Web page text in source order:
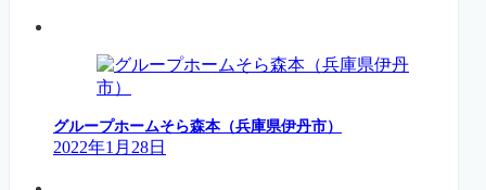
グループホームそら森本（兵庫県伊丹市）
2022年1月28日